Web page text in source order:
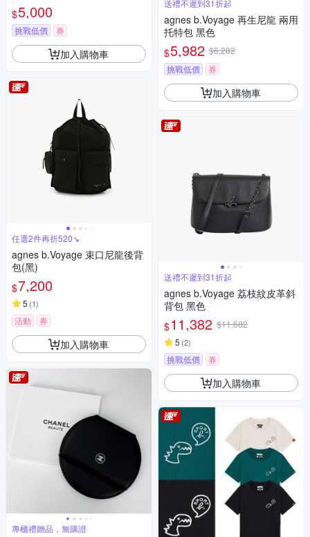
$5,000
挑戰低價 券
加入購物車
任選2件再折520↘
agnes b.Voyage 束口尼龍後背
包(黑)
$7,200
5 (1)
活動 券
加入購物車
專櫃禮贈品，無購證
送禮不遲到31折起
agnes b.Voyage 再生尼龍 兩用
托特包 黑色
$5,982 $6,282
挑戰低價
券
加入購物車
送禮不遲到31折起
agnes b.Voyage 荔枝紋皮革斜
背包 黑色
$11,382 $11,682
5 (2)
挑戰低價 券
加入購物車